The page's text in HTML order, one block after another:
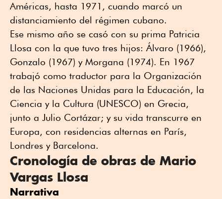
Américas, hasta 1971, cuando marcó un
distanciamiento del régimen cubano.
Ese mismo año se casó con su prima Patricia
Llosa con la que tuvo tres hijos: Álvaro (1966),
Gonzalo (1967) y Morgana (1974). En 1967
trabajó como traductor para la Organización
de las Naciones Unidas para la Educación, la
Ciencia y la Cultura (UNESCO) en Grecia,
junto a Julio Cortázar; y su vida transcurre en
Europa, con residencias alternas en París,
Londres y Barcelona.
Cronología de obras de Mario
Vargas Llosa
Narrativa